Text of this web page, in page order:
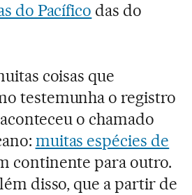
do Pacífico das do
coisas que
testemunha o registro
o chamado
muitas espécies de
continente para outro.
disso, que a partir de